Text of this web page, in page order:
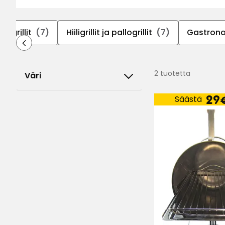
(7) Hiiligrillit ja pallogrillit (7)
Väri 2 tuotetta
Säästä